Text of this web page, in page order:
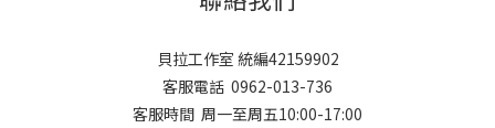
貝拉工作室 統編42159902
客服電話 0962-013-736
客服時間 周一至周五10:00-17:00